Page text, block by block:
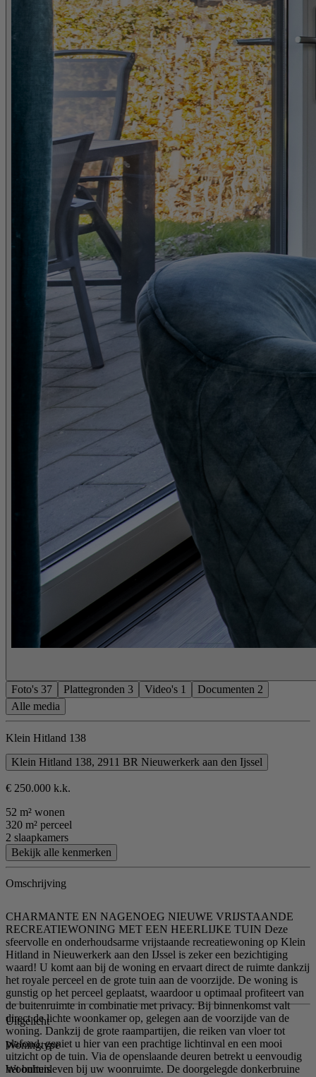
Foto's 37 Plattegronden 3 Video's 1 Documenten 2
Alle media
Klein Hitland 138
Klein Hitland 138, 2911 BR Nieuwerkerk aan den Ijssel
€ 250.000 k.k.
52 m² wonen
320 m² perceel
2 slaapkamers
Bekijk alle kenmerken
Omschrijving
CHARMANTE EN NAGENOEG NIEUWE VRIJSTAANDE
RECREATIEWONING MET EEN HEERLIJKE TUIN Deze
sfeervolle en onderhoudsarme vrijstaande recreatiewoning op Klein
Hitland in Nieuwerkerk aan den IJssel is zeker een bezichtiging
waard! U komt aan bij de woning en ervaart direct de ruimte dankzij
het royale perceel en de grote tuin aan de voorzijde. De woning is
gunstig op het perceel geplaatst, waardoor u optimaal profiteert van
de buitenruimte in combinatie met privacy. Bij binnenkomst valt
direct de lichte woonkamer op, gelegen aan de voorzijde van de
woning. Dankzij de grote raampartijen, die reiken van vloer tot
plafond, geniet u hier van een prachtige lichtinval en een mooi
uitzicht op de tuin. Via de openslaande deuren betrekt u eenvoudig
het buitenleven bij uw woonruimte. De doorgelegde donkerbruine
Uitgelicht
Woningtype
Woonhuis